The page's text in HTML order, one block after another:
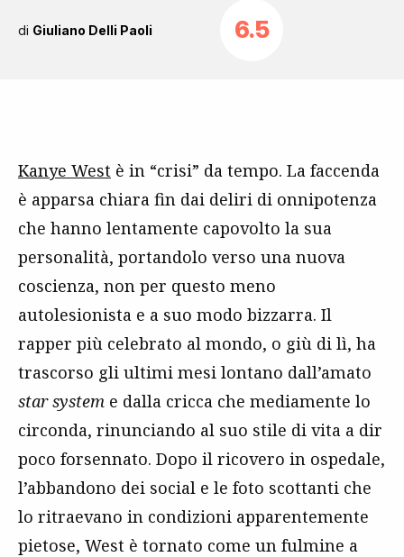
di Giuliano Delli Paoli 6.5
Kanye West è in “crisi” da tempo. La faccenda
è apparsa chiara fin dai deliri di onnipotenza
che hanno lentamente capovolto la sua
personalità, portandolo verso una nuova
coscienza, non per questo meno
autolesionista e a suo modo bizzarra. Il
rapper più celebrato al mondo, o giù di lì, ha
trascorso gli ultimi mesi lontano dall’amato
star system e dalla cricca che mediamente lo
circonda, rinunciando al suo stile di vita a dir
poco forsennato. Dopo il ricovero in ospedale,
l’abbandono dei social e le foto scottanti che
lo ritraevano in condizioni apparentemente
pietose, West è tornato come un fulmine a